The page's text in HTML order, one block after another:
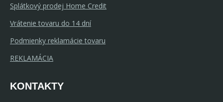
Splátkový prodej Home Credit
Vrátenie tovaru do 14 dní
Podmienky reklamácie tovaru
REKLAMÁCIA
KONTAKTY